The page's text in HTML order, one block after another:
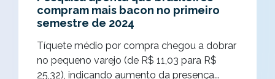
compram mais bacon no primeiro
semestre de 2024
Tíquete médio por compra chegou a dobrar
no pequeno varejo (de R$ 11,03 para R$
25,32), indicando aumento da presença...